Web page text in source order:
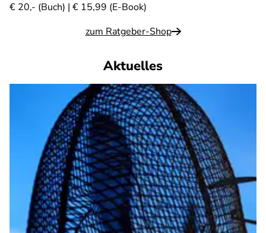
€ 20,- (Buch) | € 15,99 (E-Book)
zum Ratgeber-Shop
Aktuelles